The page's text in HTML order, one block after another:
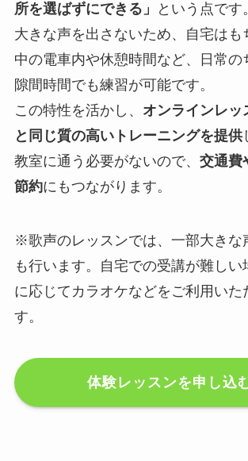
所を選ばずにできる」
という点です。
大きな声を出さないため、自宅はも
中の電車内や休憩時間など、日常の
隙間時間でも練習が可能です。
この特性を活かし、 オンラインレッ
と同じ質の高いトレーニングを提供
教室に通う必要がないので、 交通費
節約にもつながります。
※歌声のレッスンでは、一部大きな
も行います。自宅での受講が難しい
に応じてカラオケなどをご利用いた
す。
体験レッスンを申し込